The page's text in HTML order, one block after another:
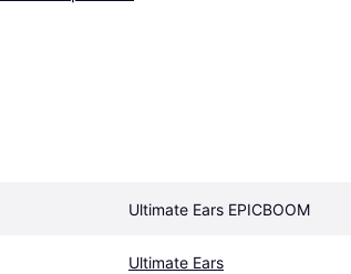
Ultimate Ears EPICBOOM
Ultimate Ears